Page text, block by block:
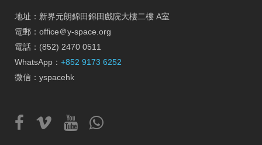
地址：新界元朗錦田錦田戲院大樓二樓 A室
電郵：office＠y-space.org
電話：(852) 2470 0511
WhatsApp： +852 9173 6252
微信：yspacehk